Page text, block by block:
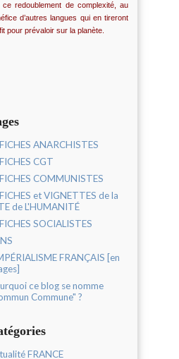
ce redoublement de complexité, au
d’autres langues qui en tireront
pour prévaloir sur la planète.
ANARCHISTES
CGT
COMMUNISTES
et VIGNETTES de la
de L'HUMANITÉ
SOCIALISTES
FRANÇAIS [en
ce blog se nomme
Commune" ?
FRANCE